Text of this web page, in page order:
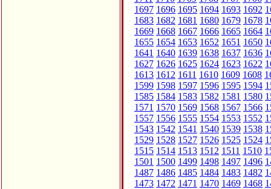
1697 1696 1695 1694 1693 1692
1683 1682 1681 1680 1679 1678
1669 1668 1667 1666 1665 1664
1655 1654 1653 1652 1651 1650
1641 1640 1639 1638 1637 1636
1627 1626 1625 1624 1623 1622
1613 1612 1611 1610 1609 1608
1599 1598 1597 1596 1595 1594
1585 1584 1583 1582 1581 1580
1571 1570 1569 1568 1567 1566
1557 1556 1555 1554 1553 1552
1543 1542 1541 1540 1539 1538
1529 1528 1527 1526 1525 1524
1515 1514 1513 1512 1511 1510
1501 1500 1499 1498 1497 1496
1487 1486 1485 1484 1483 1482
1473 1472 1471 1470 1469 1468